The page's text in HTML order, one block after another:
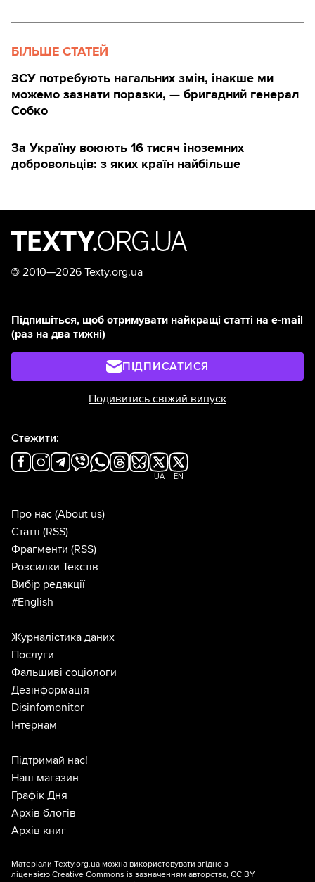
БІЛЬШЕ СТАТЕЙ
ЗСУ потребують нагальних змін, інакше ми
можемо зазнати поразки, — бригадний генерал
Собко
За Україну воюють 16 тисяч іноземних
добровольців: з яких країн найбільше
© 2010—2026 Texty.org.ua
Підпишіться, щоб отримувати найкращі статті на e-mail
(раз на два тижні)
ПІДПИСАТИСЯ
Подивитись свіжий випуск
Стежити:
UA EN
Про нас (About us)
Статті (RSS)
Фрагменти (RSS)
Розсилки Текстів
Вибір редакції
#English
Журналістика даних
Послуги
Фальшиві соціологи
Дезінформація
Disinfomonitor
Інтернам
Підтримай нас!
Наш магазин
Графік Дня
Архів блогів
Архів книг
Матеріали Texty.org.ua можна використовувати згідно з
ліцензією Creative Commons із зазначенням авторства, CC BY